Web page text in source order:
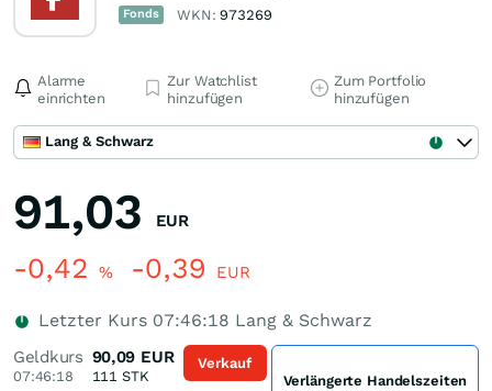
Fonds WKN:973269
Alarme
einrichten
Zur Watchlist
hinzufügen
Zum Portfolio
hinzufügen
Lang & Schwarz
91,03 EUR
-0,42 % -0,39 EUR
Letzter Kurs 07:46:18 Lang & Schwarz
Geldkurs
07:46:18
90,09 EUR
111 STK
Verkauf
Verlängerte Handelszeiten